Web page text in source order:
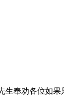
奉劝各位如